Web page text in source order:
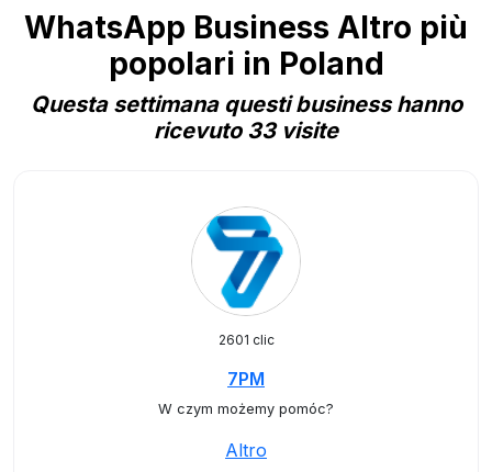
WhatsApp Business Altro più
popolari in Poland
Questa settimana questi business hanno
ricevuto 33 visite
2601 clic
7PM
W czym możemy pomóc?
Altro